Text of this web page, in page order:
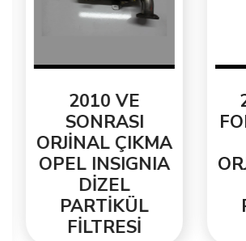
2010 VE
SONRASI
ORJİNAL ÇIKMA
OPEL INSIGNIA
DİZEL
PARTİKÜL
FİLTRESİ